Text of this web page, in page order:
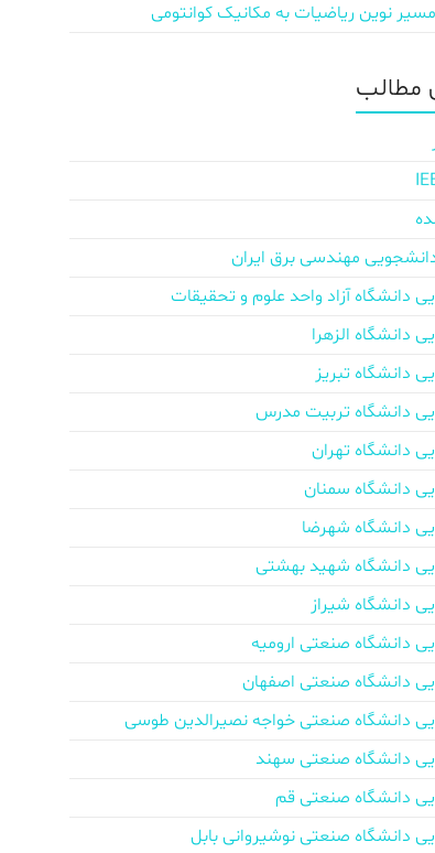
مسیر نوین ریاضیات به مکانیک کوانتومی
مطالب
مهندسی برق ایران
دانشگاه آزاد واحد علوم و تحقیقات
دانشگاه الزهرا
دانشگاه تبریز
دانشگاه تربیت مدرس
دانشگاه تهران
دانشگاه سمنان
دانشگاه شهرضا
دانشگاه شهید بهشتی
دانشگاه شیراز
دانشگاه صنعتی ارومیه
دانشگاه صنعتی اصفهان
دانشگاه صنعتی خواجه نصیرالدین طوسی
دانشگاه صنعتی سهند
دانشگاه صنعتی قم
دانشگاه صنعتی نوشیروانی بابل